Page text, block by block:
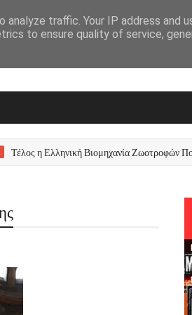
η Ελληνική Βιομηχανία Ζωοτροφών
traffic. Your IP address and
to ensure quality of service,